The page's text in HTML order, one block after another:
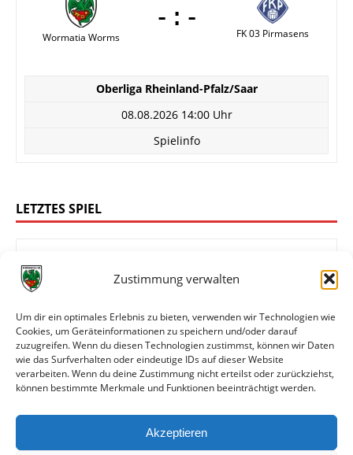
Zustimmung verwalten
Um dir ein optimales Erlebnis zu bieten, verwenden wir Technologien wie
Cookies, um Geräteinformationen zu speichern und/oder darauf
zuzugreifen. Wenn du diesen Technologien zustimmst, können wir Daten
wie das Surfverhalten oder eindeutige IDs auf dieser Website
verarbeiten. Wenn du deine Zustimmung nicht erteilst oder zurückziehst,
können bestimmte Merkmale und Funktionen beeinträchtigt werden.
Akzeptieren
Wormatia Worms
-:-
FK 03 Pirmasens
Oberliga Rheinland-Pfalz/Saar
08.08.2026 14:00 Uhr
Spielinfo
LETZTES SPIEL
1:4
Wormatia Worms
Oberliga Rheinland-Pfalz/Saar
01.08.2026 14:00 Uhr
Spielinfo